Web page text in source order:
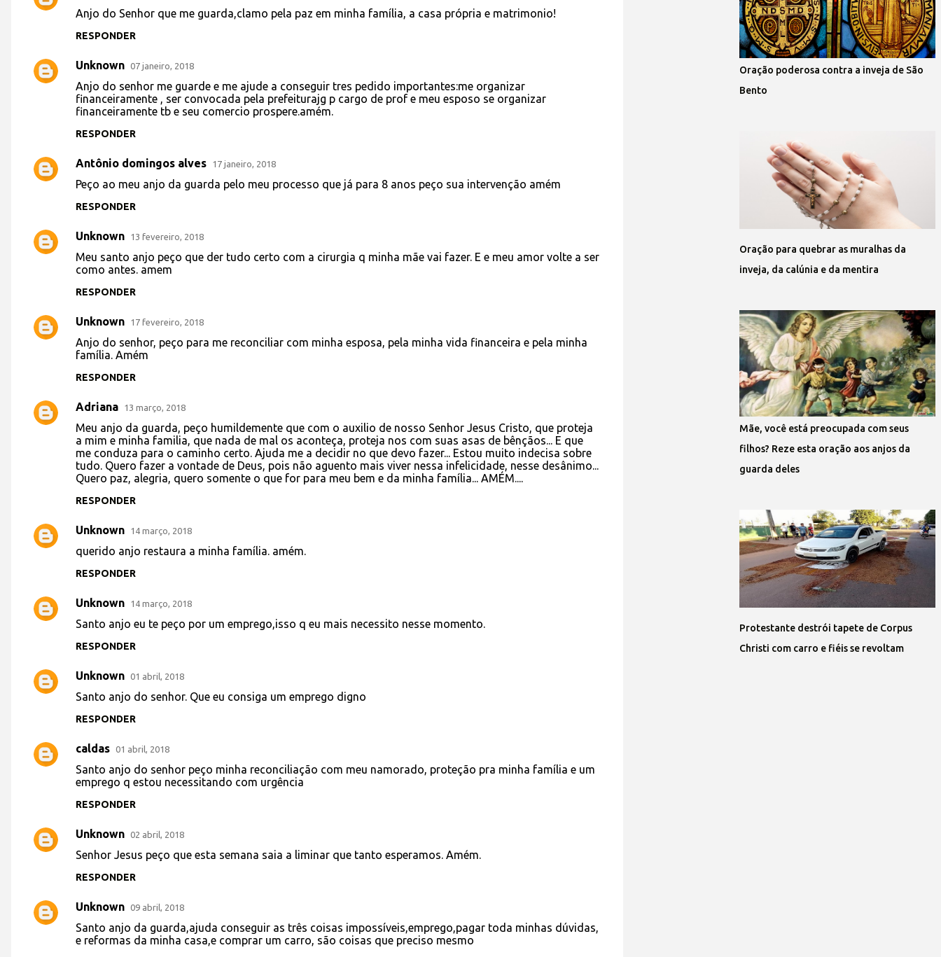
e
n
i
o
Anjo do Senhor que me guarda,clamo pela paz em minha família, a casa própria e matrimonio!
RESPONDER
Unknown 07 janeiro, 2018
Anjo do senhor me guarde e me ajude a conseguir tres pedido importantes:me organizar
financeiramente , ser convocada pela prefeiturajg p cargo de prof e meu esposo se organizar
financeiramente tb e seu comercio prospere.amém.
RESPONDER
Antônio domingos alves 17 janeiro, 2018
Peço ao meu anjo da guarda pelo meu processo que já para 8 anos peço sua intervenção amém
RESPONDER
Unknown 13 fevereiro, 2018
Meu santo anjo peço que der tudo certo com a cirurgia q minha mãe vai fazer. E e meu amor volte a ser
como antes. amem
RESPONDER
Unknown 17 fevereiro, 2018
Anjo do senhor, peço para me reconciliar com minha esposa, pela minha vida financeira e pela minha
família. Amém
RESPONDER
Adriana 13 março, 2018
Meu anjo da guarda, peço humildemente que com o auxilio de nosso Senhor Jesus Cristo, que proteja
a mim e minha familia, que nada de mal os aconteça, proteja nos com suas asas de bênçãos... E que
me conduza para o caminho certo. Ajuda me a decidir no que devo fazer... Estou muito indecisa sobre
tudo. Quero fazer a vontade de Deus, pois não aguento mais viver nessa infelicidade, nesse desânimo...
Quero paz, alegria, quero somente o que for para meu bem e da minha família... AMÉM....
RESPONDER
Unknown 14 março, 2018
querido anjo restaura a minha família. amém.
RESPONDER
Unknown 14 março, 2018
Santo anjo eu te peço por um emprego,isso q eu mais necessito nesse momento.
RESPONDER
Unknown 01 abril, 2018
Santo anjo do senhor. Que eu consiga um emprego digno
RESPONDER
caldas 01 abril, 2018
Santo anjo do senhor peço minha reconciliação com meu namorado, proteção pra minha família e um
emprego q estou necessitando com urgência
RESPONDER
Unknown 02 abril, 2018
Senhor Jesus peço que esta semana saia a liminar que tanto esperamos. Amém.
RESPONDER
Unknown 09 abril, 2018
Santo anjo da guarda,ajuda conseguir as três coisas impossíveis,emprego,pagar toda minhas dúvidas,
e reformas da minha casa,e comprar um carro, são coisas que preciso mesmo
Oração poderosa contra a inveja de São
Bento
Oração para quebrar as muralhas da
inveja, da calúnia e da mentira
Mãe, você está preocupada com seus
filhos? Reze esta oração aos anjos da
guarda deles
Protestante destrói tapete de Corpus
Christi com carro e fiéis se revoltam